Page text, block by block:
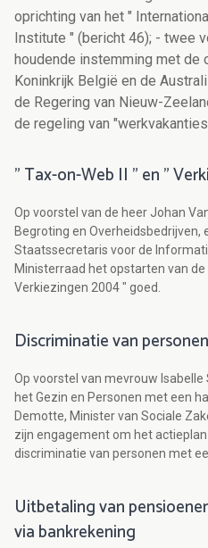
oprichting van het "
Institute " (bericht 46); - twee
houdende instemming met
Koninkrijk België en de
de Regering van Nieuw-
de regeling van
" Tax-on-Web II " en "
Op voorstel van de heer Johan
Begroting en Overheidsbedrijven,
Staatssecretaris voor de
Ministerraad het opstarten van de
Verkiezingen 2004 " goed.
Discriminatie van
Op voorstel van mevrouw
het Gezin en Personen met een
Demotte, Minister van Sociale
zijn engagement om het
discriminatie van personen met
Uitbetaling van
via bankrekening